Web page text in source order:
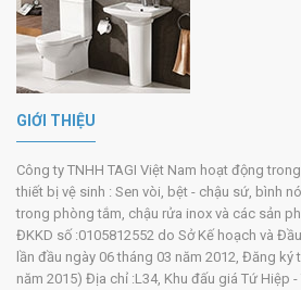
GIỚI THIỆU
Công ty TNHH TAGI Việt Nam hoạt động
thiết bị vệ sinh : Sen vòi, bệt - chậu sứ, bình
trong phòng tắm, chậu rửa inox và các sản
ĐKKD số :0105812552 do Sở Kế hoạch và
lần đầu ngày 06 tháng 03 năm 2012, Đăng ký
năm 2015) Địa chỉ :L34, Khu đấu giá Tứ Hiệp -